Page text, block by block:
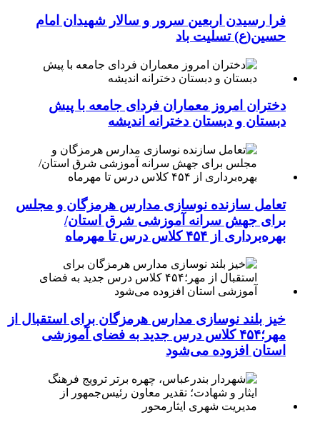
فرا رسیدن اربعین سرور و سالار شهیدان امام
حسین(ع) تسلیت باد
دختران امروز معماران فردای جامعه با پیش
دبستان و دبستان دخترانه اندیشه
تعامل سازنده نوسازی مدارس هرمزگان و مجلس
برای جهش سرانه آموزشی شرق استان/
بهره‌برداری از ۴۵۴ کلاس درس تا مهرماه
خیز بلند نوسازی مدارس هرمزگان برای استقبال از
مهر؛۴۵۴ کلاس درس جدید به فضای آموزشی
استان افزوده می‌شود